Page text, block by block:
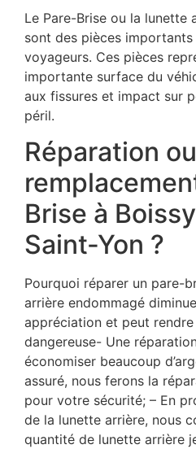
Le Pare-Brise ou la lunette
sont des pièces
voyageurs. Ces pièces
importante surface du
aux fissures et impact sur
péril.
Réparation ou
Brise à
Saint-Yon ?
Pourquoi réparer un pare-
arrière endommagé
appréciation et peut
dangereuse- Une
économiser beaucoup
assuré, nous ferons la
pour votre sécurité; – En
de la lunette arrière, nous
quantité de lunette arrière